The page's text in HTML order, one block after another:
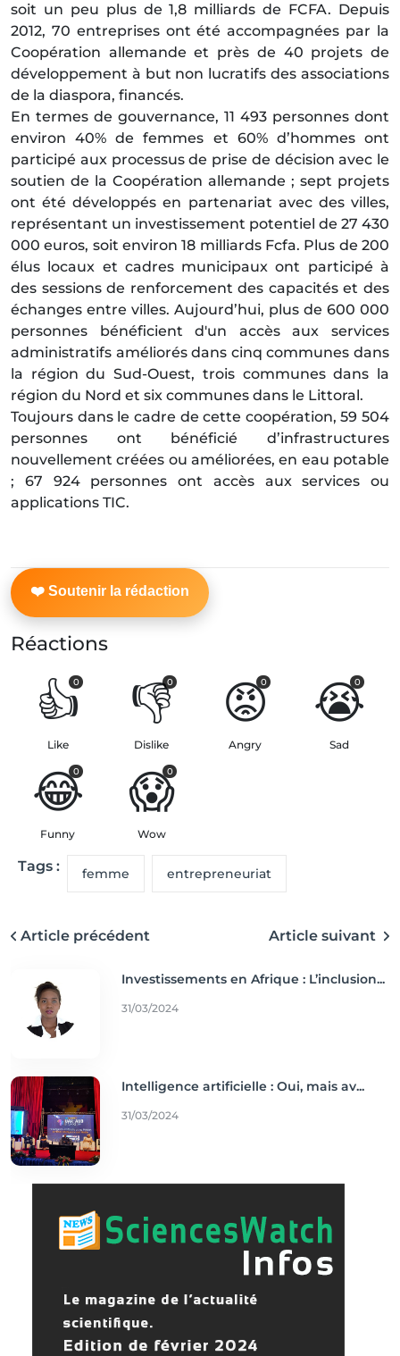
soit un peu plus de 1,8 milliards de FCFA. Depuis
2012, 70 entreprises ont été accompagnées par la
Coopération allemande et près de 40 projets de
développement à but non lucratifs des associations
de la diaspora, financés.
En termes de gouvernance, 11 493 personnes dont
environ 40% de femmes et 60% d’hommes ont
participé aux processus de prise de décision avec le
soutien de la Coopération allemande ; sept projets
ont été développés en partenariat avec des villes,
représentant un investissement potentiel de 27 430
000 euros, soit environ 18 milliards Fcfa. Plus de 200
élus locaux et cadres municipaux ont participé à
des sessions de renforcement des capacités et des
échanges entre villes. Aujourd’hui, plus de 600 000
personnes bénéficient d'un accès aux services
administratifs améliorés dans cinq communes dans
la région du Sud-Ouest, trois communes dans la
région du Nord et six communes dans le Littoral.
Toujours dans le cadre de cette coopération, 59 504
personnes ont bénéficié d’infrastructures
nouvellement créées ou améliorées, en eau potable
; 67 924 personnes ont accès aux services ou
applications TIC.
Réactions
👍
0
Like
👎
0
Dislike
😡
0
Angry
😭
0
Sad
😂
0
Funny
😱
0
Wow
Tags : femme entrepreneuriat
Article précédent Article suivant
Investissements en Afrique : L’inclusion...
31/03/2024
Intelligence artificielle : Oui, mais av...
31/03/2024